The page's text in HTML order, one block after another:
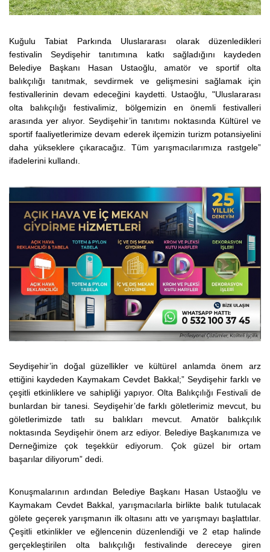
Kuğulu Tabiat Parkında Uluslararası olarak düzenledikleri
festivalin Seydişehir tanıtımına katkı sağladığını kaydeden
Belediye Başkanı Hasan Ustaoğlu, amatör ve sportif olta
balıkçılığı tanıtmak, sevdirmek ve gelişmesini sağlamak için
festivallerinin devam edeceğini kaydetti.
Ustaoğlu, "Uluslararası
olta balıkçılığı festivalimiz, bölgemizin en önemli festivalleri
arasında yer alıyor. Seydişehir’in tanıtımı noktasında Kültürel ve
sportif faaliyetlerimize devam ederek ilçemizin turizm potansiyelini
daha yükseklere çıkaracağız. Tüm yarışmacılarımıza rastgele”
ifadelerini kullandı.
Seydişehir’in doğal güzellikler ve kültürel anlamda önem arz
ettiğini kaydeden Kaymakam Cevdet Bakkal;” Seydişehir farklı ve
çeşitli etkinliklere ve sahipliği yapıyor. Olta Balıkçılığı Festivali de
bunlardan bir tanesi. Seydişehir’de farklı göletlerimiz mevcut, bu
göletlerimizde tatlı su balıkları mevcut. Amatör balıkçılık
noktasında Seydişehir önem arz ediyor. Belediye Başkanımıza ve
Derneğimize çok teşekkür ediyorum. Çok güzel bir ortam
başarılar diliyorum” dedi.
Konuşmalarının ardından Belediye Başkanı Hasan Ustaoğlu ve
Kaymakam Cevdet Bakkal, yarışmacılarla birlikte balık tutulacak
gölete geçerek yarışmanın ilk oltasını attı ve yarışmayı başlattılar.
Çeşitli etkinlikler ve eğlencenin düzenlendiği ve 2 etap halinde
gerçekleştirilen olta balıkçılığı festivalinde dereceye giren